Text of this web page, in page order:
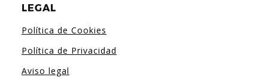
LEGAL
Política de Cookies
Política de Privacidad
Aviso legal